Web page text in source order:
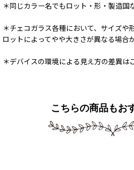
＊同じカラー名でもロット・形・製造国
＊チェコガラス各種において、サイズや
ロットによってやや大きさが異なる場合
＊デバイスの環境による見え方の差異は
こちらの商品もお